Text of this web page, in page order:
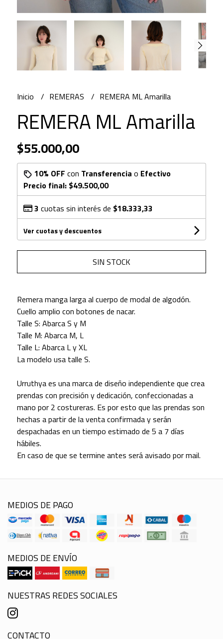
Inicio REMERAS REMERA ML Amarilla
REMERA ML Amarilla
$55.000,00
10% OFF con Transferencia o Efectivo
Precio final: $49.500,00
3 cuotas sin interés de $18.333,33
Ver cuotas y descuentos
SIN STOCK
Remera manga larga al cuerpo de modal de algodón.
Cuello amplio con botones de nacar.
Talle S: Abarca S y M
Talle M: Abarca M, L
Talle L: Abarca L y XL
La modelo usa talle S.
Urruthya es una marca de diseño independiente que crea
prendas con precisión y dedicación, confeccionadas a
mano por 2 costureras. Es por esto que las prendas son
hechas a partir de la venta confirmada y serán
despachadas en un tiempo estimado de 5 a 7 días
hábiles.
En caso de que se termine antes será avisado por mail.
MEDIOS DE PAGO
MEDIOS DE ENVÍO
NUESTRAS REDES SOCIALES
CONTACTO